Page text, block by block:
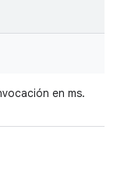
en ms.